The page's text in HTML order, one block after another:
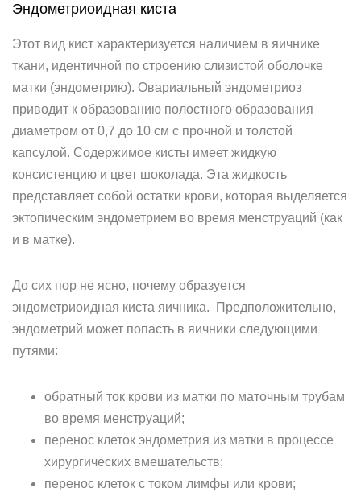
Эндометриоидная киста
Этот вид кист характеризуется наличием в яичнике
ткани, идентичной по строению слизистой оболочке
матки (эндометрию). Овариальный эндометриоз
приводит к образованию полостного образования
диаметром от 0,7 до 10 см с прочной и толстой
капсулой. Содержимое кисты имеет жидкую
консистенцию и цвет шоколада. Эта жидкость
представляет собой остатки крови, которая выделяется
эктопическим эндометрием во время менструаций (как
и в матке).
До сих пор не ясно, почему образуется
эндометриоидная киста яичника. Предположительно,
эндометрий может попасть в яичники следующими
путями:
обратный ток крови из матки по маточным трубам
во время менструаций;
перенос клеток эндометрия из матки в процессе
хирургических вмешательств;
перенос клеток с током лимфы или крови;